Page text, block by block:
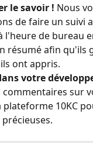
le savoir ! Nous
de faire un suivi
l'heure de bureau
résumé afin qu'ils
ont appris.
votre
commentaires sur
plateforme 10KC